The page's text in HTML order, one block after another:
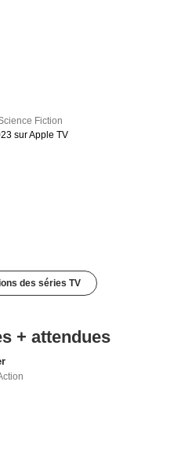
Fiction
sur Apple TV
des séries TV
+ attendues